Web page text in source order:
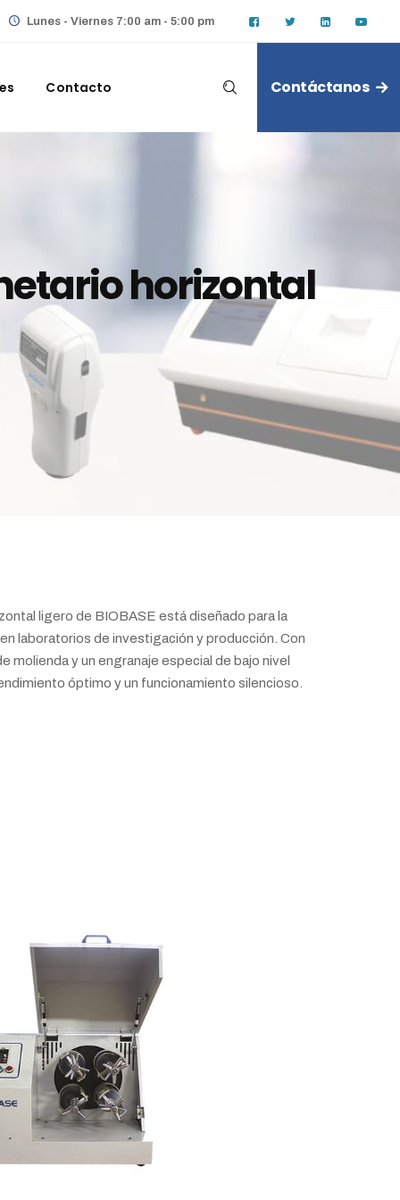
Lunes - Viernes 7:00 am - 5:00 pm
Contacto Contáctanos
horizontal
ligero de BIOBASE está diseñado para la
laboratorios de investigación y producción. Con
molienda y un engranaje especial de bajo nivel
óptimo y un funcionamiento silencioso.